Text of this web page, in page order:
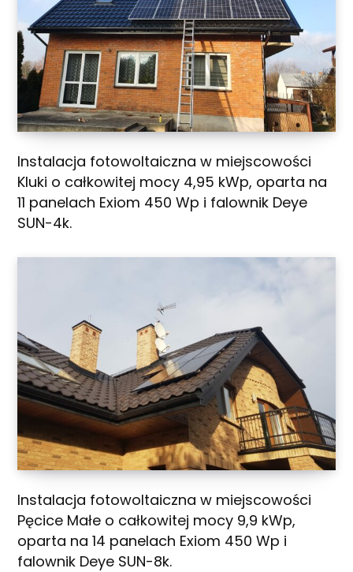
Instalacja fotowoltaiczna w miejscowości
Kluki o całkowitej mocy 4,95 kWp, oparta na
11 panelach Exiom 450 Wp i falownik Deye
SUN-4k.
Instalacja fotowoltaiczna w miejscowości
Pęcice Małe o całkowitej mocy 9,9 kWp,
oparta na 14 panelach Exiom 450 Wp i
falownik Deye SUN-8k.